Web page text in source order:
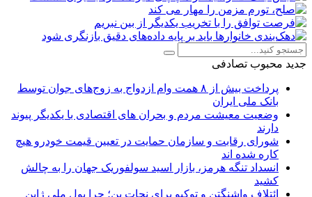
جدید محبوب تصادفی
پرداخت بیش از ۸ همت وام ازدواج به زوج‌های جوان توسط
بانک ملی ایران
وضعیت معیشت مردم و بحران های اقتصادی با یکدیگر پیوند
دارند
شورای رقابت و سازمان حمایت در تعیین قیمت خودرو هیچ
کاره شده اند
انسداد تنگه هرمز، بازار اسید سولفوریک جهان را به چالش
کشید
ائتلاف واشنگتن و توکیو برای نجات ین؛ چرا پول ملی ژاپن